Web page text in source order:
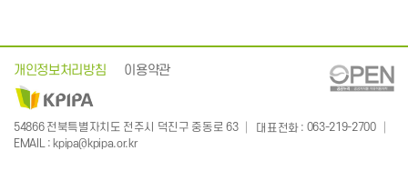
개인정보처리방침 이용약관
54866 전북특별자치도 전주시 덕진구 중동로 63 대표전화: 063-219-2700
EMAIL
:kpipa@kpipa.or.kr